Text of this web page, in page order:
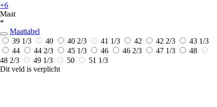
+6
Maat
*
Maattabel
39 1/3
40 40 2/3 41 1/3 42 42 2/3
43 1/3
44
44 2/3 45 1/3 46 46 2/3 47 1/3
48
48 2/3
49 1/3 50
51 1/3
Dit veld is verplicht